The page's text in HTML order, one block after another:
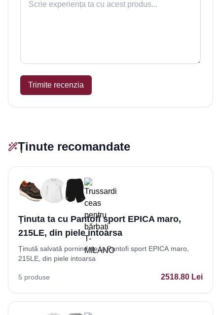
Trimite recenzia
Ținute recomandate
Ținuta ta cu Pantofi sport EPICA maro,
215LE, din piele intoarsa
Ținută salvată pornind de la Pantofi sport EPICA maro,
215LE, din piele intoarsa
5 produse 2518.80 Lei